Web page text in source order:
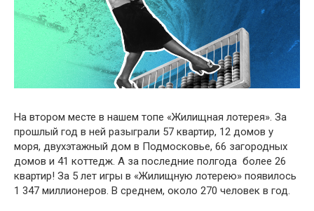
На втором месте в нашем топе «Жилищная лотерея». За
прошлый год в ней разыграли 57 квартир, 12 домов у
моря, двухэтажный дом в Подмосковье, 66 загородных
домов и 41 коттедж. А за последние полгода  более 26
квартир! За 5 лет игры в «Жилищную лотерею» появилось
1 347 миллионеров. В среднем, около 270 человек в год.